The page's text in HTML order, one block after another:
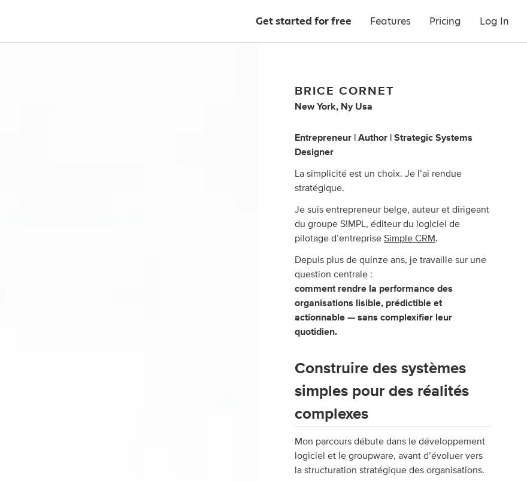
Get started for free Features Pricing Log In
BRICE CORNET
New York, Ny Usa
Entrepreneur | Author | Strategic Systems
Designer
La simplicité est un choix. Je l’ai rendue
stratégique.
Je suis entrepreneur belge, auteur et dirigeant
du groupe S!MPL, éditeur du logiciel de
pilotage d’entrepriseSimple CRM.
Depuis plus de quinze ans, je travaille sur une
question centrale :
comment rendre la performance des
organisations lisible, prédictible et
actionnable — sans complexifier leur
quotidien.
Construire des systèmes
simples pour des réalités
complexes
Mon parcours débute dans le développement
logiciel et le groupware, avant d’évoluer vers
la structuration stratégique des organisations.